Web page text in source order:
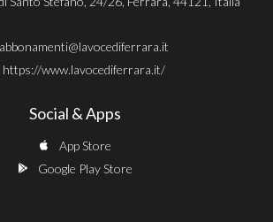
abbonamenti@lavocediferrara.it
https://www.lavocediferrara.it/
Social & Apps
App Store
Google Play Store